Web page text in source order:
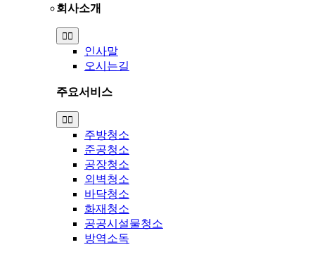
회사소개
Toggle
Navigation
인사말
오시는길
주요서비스
Toggle
Navigation
주방청소
준공청소
공장청소
외벽청소
바닥청소
화재청소
공공시설물청소
방역소독